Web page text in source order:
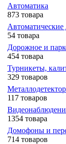
Автоматика
873 товара
Автоматические
54 товара
Дорожное и
454 товара
Турникеты,
329 товаров
117 товаров
1354 товара
Домофоны и
714 товаров